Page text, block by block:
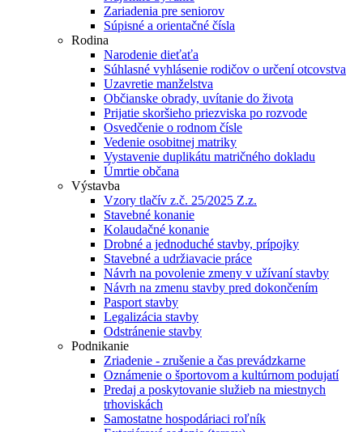
Zariadenia pre seniorov
Súpisné a orientačné čísla
Rodina
Narodenie dieťaťa
Súhlasné vyhlásenie rodičov o určení otcovstva
Uzavretie manželstva
Občianske obrady, uvítanie do života
Prijatie skoršieho priezviska po rozvode
Osvedčenie o rodnom čísle
Vedenie osobitnej matriky
Vystavenie duplikátu matričného dokladu
Úmrtie občana
Výstavba
Vzory tlačív z.č. 25/2025 Z.z.
Stavebné konanie
Kolaudačné konanie
Drobné a jednoduché stavby, prípojky
Stavebné a udržiavacie práce
Návrh na povolenie zmeny v užívaní stavby
Návrh na zmenu stavby pred dokončením
Pasport stavby
Legalizácia stavby
Odstránenie stavby
Podnikanie
Zriadenie - zrušenie a čas prevádzkarne
Oznámenie o športovom a kultúrnom podujatí
Predaj a poskytovanie služieb na miestnych
trhoviskách
Samostatne hospodáriaci roľník